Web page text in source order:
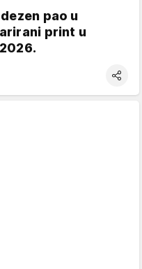
pao u
print u